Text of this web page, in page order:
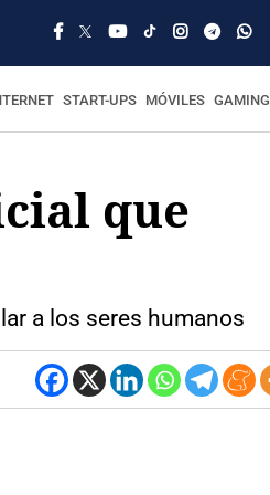
START-UPS MÓVILES GAMING
que
a los seres humanos